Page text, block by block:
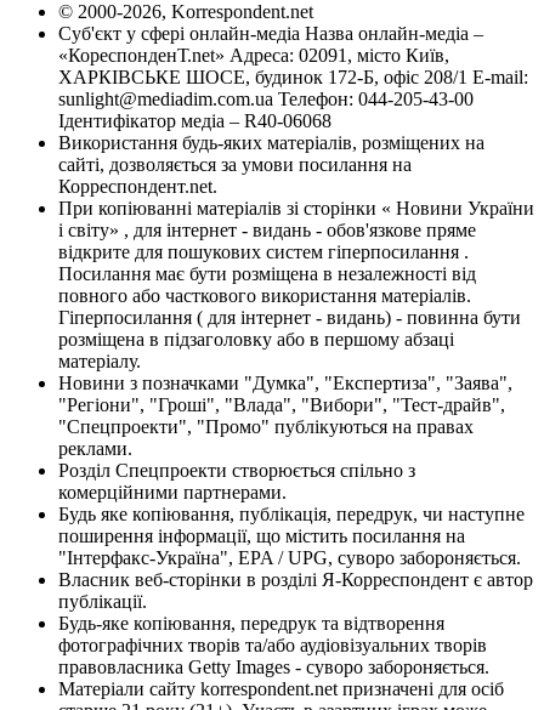
© 2000-2026, Korrespondent.net
Суб'єкт у сфері онлайн-медіа Назва онлайн-медіа –
«КореспонденТ.net» Адреса: 02091, місто Київ,
ХАРКІВСЬКЕ ШОСЕ, будинок 172-Б, офіс 208/1 E-mail:
sunlight@mediadim.com.ua Телефон: 044-205-43-00
Ідентифікатор медіа – R40-06068
Використання будь-яких матеріалів, розміщених на
сайті, дозволяється за умови посилання на
Корреспондент.net.
При копіюванні матеріалів зі сторінки « Новини України
і світу» , для інтернет - видань - обов'язкове пряме
відкрите для пошукових систем гіперпосилання .
Посилання має бути розміщена в незалежності від
повного або часткового використання матеріалів.
Гіперпосилання ( для інтернет - видань) - повинна бути
розміщена в підзаголовку або в першому абзаці
матеріалу.
Новини з позначками "Думка", "Експертиза", "Заява",
"Регіони", "Гроші", "Влада", "Вибори", "Тест-драйв",
"Спецпроекти", "Промо" публікуються на правах
реклами.
Розділ Спецпроекти створюється спільно з
комерційними партнерами.
Будь яке копіювання, публікація, передрук, чи наступне
поширення інформації, що містить посилання на
"Інтерфакс-Україна", EPA / UPG, суворо забороняється.
Власник веб-сторінки в розділі Я-Корреспондент є автор
публікації.
Будь-яке копіювання, передрук та відтворення
фотографічних творів та/або аудіовізуальних творів
правовласника Getty Images - суворо забороняється.
Матеріали сайту korrespondent.net призначені для осіб